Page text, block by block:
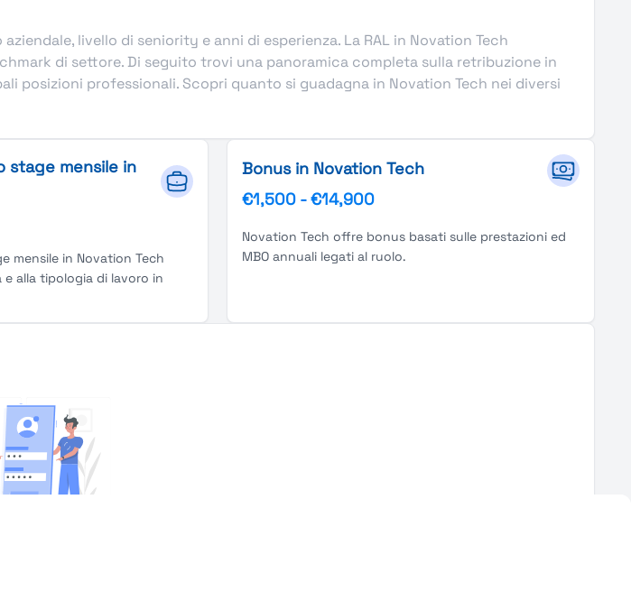
livello di seniority e anni di esperienza. La RAL in Novation Tech
di settore. Di seguito trovi una panoramica completa sulla retribuzione in
posizioni professionali. Scopri quanto si guadagna in Novation Tech nei diversi
stage mensile in
mensile in Novation Tech
e alla tipologia di lavoro in
Bonus in Novation Tech
€1,500 -€14,900
Novation Tech offre bonus basati sulle prestazioni ed
MBO annuali legati al ruolo.